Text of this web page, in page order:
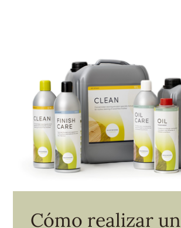
Cómo realizar un